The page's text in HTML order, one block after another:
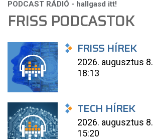
FRISS PODCASTOK
FRISS HÍREK
2026. augusztus 8.
18:13
TECH HÍREK
2026. augusztus 8.
15:20